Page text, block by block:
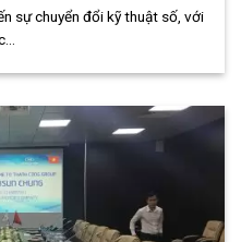
sự chuyển đổi kỹ thuật số, với